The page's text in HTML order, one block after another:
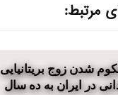
مرتبط:
شدن زوج بریتانیایی
در ایران به ده سال